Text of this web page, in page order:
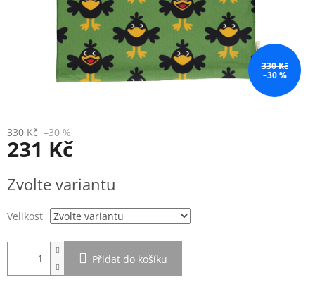
330 Kč
–30 %
330 Kč –30 %
231 Kč
cena:
Zvolte variantu
Velikost
Přidat do košíku